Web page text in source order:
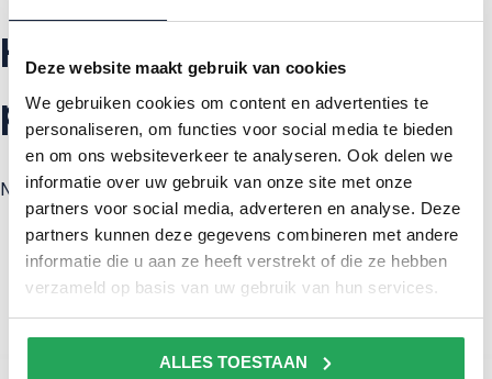
Deze website maakt gebruik van cookies
We gebruiken cookies om content en advertenties te
personaliseren, om functies voor social media te bieden
en om ons websiteverkeer te analyseren. Ook delen we
informatie over uw gebruik van onze site met onze
partners voor social media, adverteren en analyse. Deze
partners kunnen deze gegevens combineren met andere
informatie die u aan ze heeft verstrekt of die ze hebben
verzameld op basis van uw gebruik van hun services.
ALLES TOESTAAN
Heeft u ook een
project?
Neem contact op!